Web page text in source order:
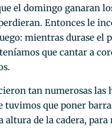
el domingo ganaran
Entonces le
mientras durase el
que cantar a
tan numerosas las
tuvimos que poner
altura de la cadera, para